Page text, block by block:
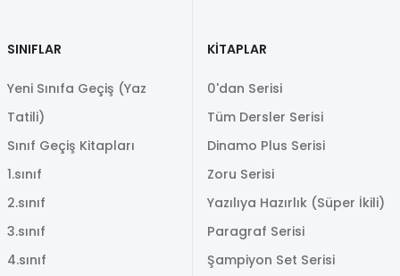
SINIFLAR
Yeni Sınıfa Geçiş (Yaz
Tatili)
Sınıf Geçiş Kitapları
1.sınıf
2.sınıf
3.sınıf
4.sınıf
KİTAPLAR
0'dan Serisi
Tüm Dersler Serisi
Dinamo Plus Serisi
Zoru Serisi
Yazılıya Hazırlık (Süper İkili)
Paragraf Serisi
Şampiyon Set Serisi